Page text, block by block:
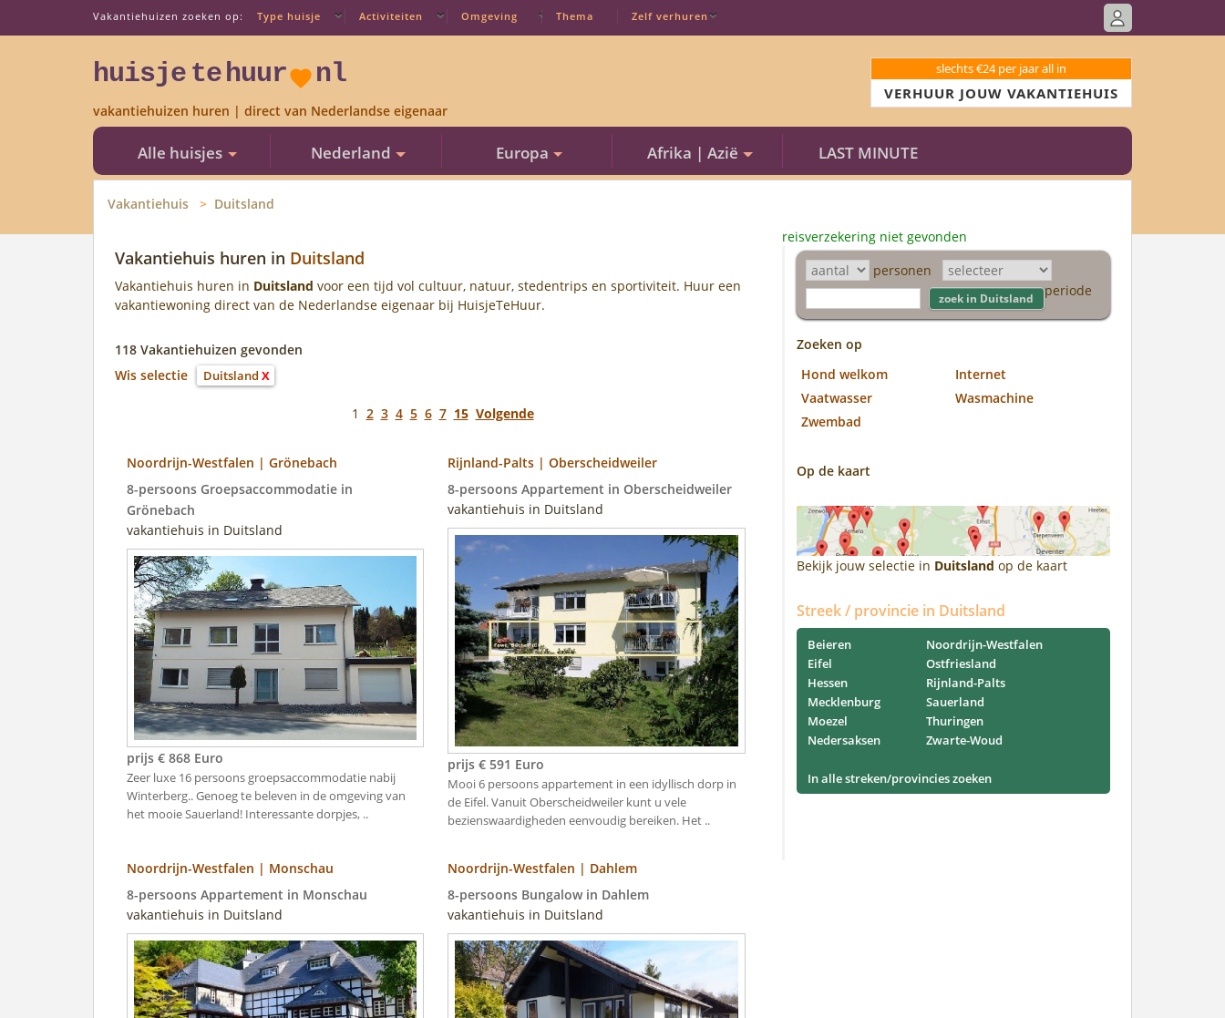
Vakantiehuizen zoeken op: Type huisje Activiteiten Omgeving Thema Zelf verhuren
huisje tehuur nl
vakantiehuizen huren | direct van Nederlandse eigenaar
slechts €24 per jaar all in
VERHUUR JOUW VAKANTIEHUIS
Alle huisjes Nederland Europa Afrika | Azië LAST MINUTE
Vakantiehuis
Duitsland
reisverzekering niet gevonden
Vakantiehuis huren in Duitsland
Vakantiehuis huren in Duitsland voor een tijd vol cultuur, natuur, stedentrips en sportiviteit. Huur een
vakantiewoning direct van de Nederlandse eigenaar bij HuisjeTeHuur.
118 Vakantiehuizen gevonden
Wis selectie
Duitsland X
1 2 3 4 5 6 7 15 Volgende
Noordrijn-Westfalen | Grönebach
8-persoons Groepsaccommodatie in
Grönebach
vakantiehuis in Duitsland
prijs € 868 Euro
Zeer luxe 16 persoons groepsaccommodatie nabij
Winterberg.. Genoeg te beleven in de omgeving van
het mooie Sauerland! Interessante dorpjes, ..
Rijnland-Palts | Oberscheidweiler
8-persoons Appartement in Oberscheidweiler
vakantiehuis in Duitsland
prijs € 591 Euro
Mooi 6 persoons appartement in een idyllisch dorp in
de Eifel. Vanuit Oberscheidweiler kunt u vele
bezienswaardigheden eenvoudig bereiken. Het ..
Noordrijn-Westfalen | Monschau
8-persoons Appartement in Monschau
vakantiehuis in Duitsland
Noordrijn-Westfalen | Dahlem
8-persoons Bungalow in Dahlem
vakantiehuis in Duitsland
personen
periode
Zoeken op
Hond welkom
Internet
Vaatwasser
Wasmachine
Zwembad
Op de kaart
Bekijk jouw selectie in Duitsland op de kaart
Streek / provincie in Duitsland
Beieren
Eifel
Hessen
Mecklenburg
Moezel
Nedersaksen
Noordrijn-Westfalen
Ostfriesland
Rijnland-Palts
Sauerland
Thuringen
Zwarte-Woud
In alle streken/provincies zoeken